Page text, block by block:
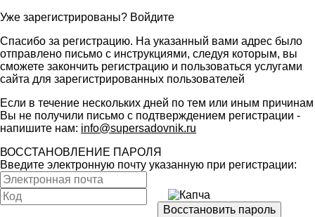
Уже зарегистрированы? Войдите
Спасибо за регистрацию. На указанный вами адрес было
отправлено письмо с инструкциями, следуя которым, вы
сможете закончить регистрацию и пользоваться услугами
сайта для зарегистрированных пользователей
Если в течение нескольких дней по тем или иным причинам
Вы не получили письмо с подтверждением регистрации -
напишите нам: info@supersadovnik.ru
ВОССТАНОВЛЕНИЕ ПАРОЛЯ
Введите электронную почту указанную при регистрации: